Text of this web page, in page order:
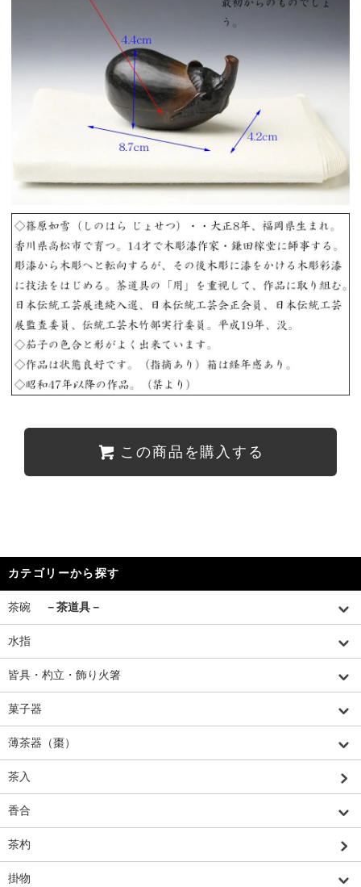
この商品を購入する
カテゴリーから探す
茶碗 －茶道具－
水指
皆具・杓立・飾り火箸
菓子器
薄茶器（棗）
茶入
香合
茶杓
掛物